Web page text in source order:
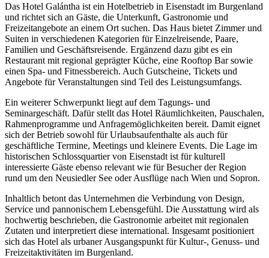
Das Hotel Galántha ist ein Hotelbetrieb in Eisenstadt im Burgenland
und richtet sich an Gäste, die Unterkunft, Gastronomie und
Freizeitangebote an einem Ort suchen. Das Haus bietet Zimmer und
Suiten in verschiedenen Kategorien für Einzelreisende, Paare,
Familien und Geschäftsreisende. Ergänzend dazu gibt es ein
Restaurant mit regional geprägter Küche, eine Rooftop Bar sowie
einen Spa- und Fitnessbereich. Auch Gutscheine, Tickets und
Angebote für Veranstaltungen sind Teil des Leistungsumfangs.
Ein weiterer Schwerpunkt liegt auf dem Tagungs- und
Seminargeschäft. Dafür stellt das Hotel Räumlichkeiten, Pauschalen,
Rahmenprogramme und Anfragemöglichkeiten bereit. Damit eignet
sich der Betrieb sowohl für Urlaubsaufenthalte als auch für
geschäftliche Termine, Meetings und kleinere Events. Die Lage im
historischen Schlossquartier von Eisenstadt ist für kulturell
interessierte Gäste ebenso relevant wie für Besucher der Region
rund um den Neusiedler See oder Ausflüge nach Wien und Sopron.
Inhaltlich betont das Unternehmen die Verbindung von Design,
Service und pannonischem Lebensgefühl. Die Ausstattung wird als
hochwertig beschrieben, die Gastronomie arbeitet mit regionalen
Zutaten und interpretiert diese international. Insgesamt positioniert
sich das Hotel als urbaner Ausgangspunkt für Kultur-, Genuss- und
Freizeitaktivitäten im Burgenland.